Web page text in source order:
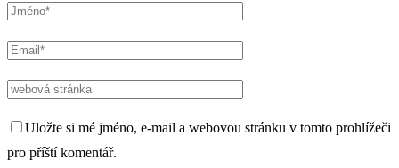
Uložte si mé jméno, e-mail a webovou stránku v tomto prohlížeči
pro příští komentář.